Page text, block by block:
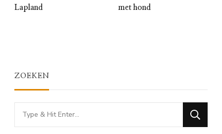
Lapland
met hond
ZOEKEN
Looking
for